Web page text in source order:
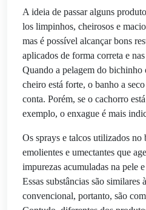
A ideia de passar alguns
los limpinhos, cheirosos e
mas é possível alcançar bons
aplicados de forma correta e
Quando a pelagem do bichinho
cheiro está forte, o banho a
conta. Porém, se o cachorro
exemplo, o enxague é mais
Os sprays e talcos utilizados no
emolientes e umectantes que
impurezas acumuladas na pele
Essas substâncias são similares
convencional, portanto, são